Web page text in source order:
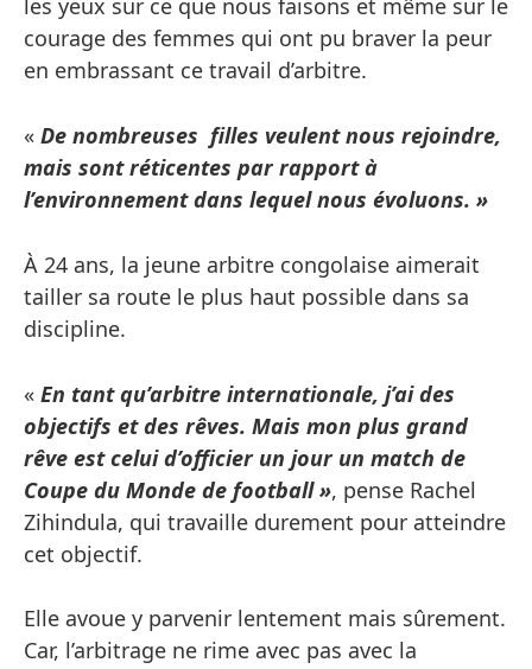
les yeux sur ce que nous faisons et même sur le
courage des femmes qui ont pu braver la peur
en embrassant ce travail d’arbitre.
« De nombreuses filles veulent nous rejoindre,
mais sont réticentes par rapport à
l’environnement dans lequel nous évoluons. »
À 24 ans, la jeune arbitre congolaise aimerait
tailler sa route le plus haut possible dans sa
discipline.
« En tant qu’arbitre internationale, j’ai des
objectifs et des rêves. Mais mon plus grand
rêve est celui d’officier un jour un match de
Coupe du Monde de football », pense Rachel
Zihindula, qui travaille durement pour atteindre
cet objectif.
Elle avoue y parvenir lentement mais sûrement.
Car, l’arbitrage ne rime avec pas avec la